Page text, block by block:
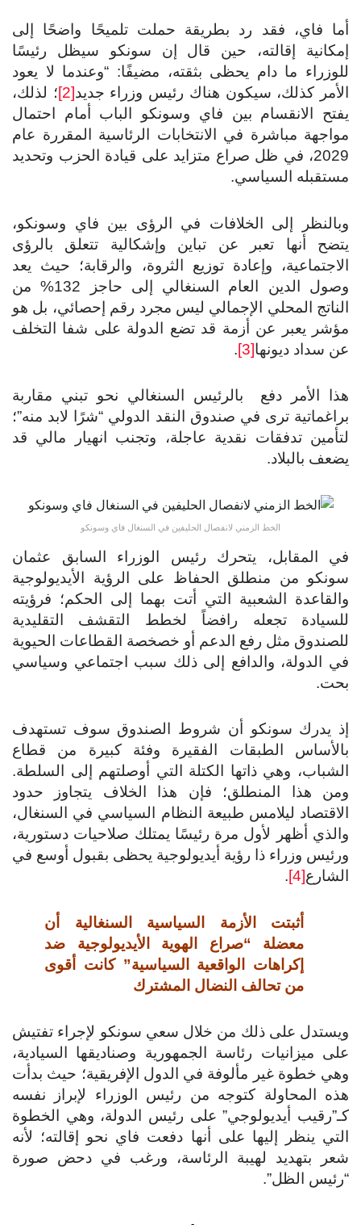
فاي، فقد رد بطريقة حملت تلميحًا واضحًا إلى
إقالته، حين قال إن سونكو سيظل رئيسًا
ما دام يحظى بثقته، مضيفًا: “وعندما لا يعود
كذلك، سيكون هناك رئيس وزراء جديد[2]
؛ لذلك،
الانقسام بين فاي وسونكو الباب أمام احتمال
مباشرة في الانتخابات الرئاسية المقررة عام
2029، في ظل صراع متزايد على قيادة الحزب وتحديد
السياسي.
إلى الخلافات في الرؤى بين فاي وسونكو،
أنها تعبر عن تباين وإشكالية تتعلق بالرؤى
وإعادة توزيع الثروة، والرقابة؛ حيث يعد
وصول الدين العام السنغالي إلى حاجز 132% من
المحلي الإجمالي ليس مجرد رقم إحصائي، بل هو
يعبر عن أزمة قد تضع الدولة على شفا التخلف
سداد ديونها[3]
.
الأمر دفع بالرئيس السنغالي نحو تبني مقاربة
ترى في صندوق النقد الدولي “شرًا لابد منه”؛
تدفقات نقدية عاجلة، وتجنب انهيار مالي قد
بالبلاد.
الخط الزمني لانفصال الحليفين في السنغال فاي وسونكو
المقابل، يتحرك رئيس الوزراء السابق عثمان
من منطلق الحفاظ على الرؤية الأيديولوجية
الشعبية التي أتت بهما إلى الحكم؛ فرؤيته
تجعله رافضاً لخطط التقشف التقليدية
مثل رفع الدعم أو خصخصة القطاعات الحيوية
الدولة، والدافع إلى ذلك سبب اجتماعي وسياسي
يدرك سونكو أن شروط الصندوق سوف تستهدف
الطبقات الفقيرة وفئة كبيرة من قطاع
وهي ذاتها الكتلة التي أوصلتهم إلى السلطة.
هذا المنطلق؛ فإن هذا الخلاف يتجاوز حدود
ليلامس طبيعة النظام السياسي في السنغال،
أظهر لأول مرة رئيسًا يمتلك صلاحيات دستورية،
وزراء ذا رؤية أيديولوجية يحظى بقبول أوسع في
[4]
.
أثبتت الأزمة السياسية السنغالية أن
معضلة “صراع الهوية الأيديولوجية ضد
إكراهات الواقعية السياسية” كانت أقوى
من تحالف النضال المشترك
على ذلك من خلال سعي سونكو لإجراء تفتيش
ميزانيات رئاسة الجمهورية وصناديقها السيادية،
خطوة غير مألوفة في الدول الإفريقية؛ حيث بدأت
المحاولة كتوجه من رئيس الوزراء لإبراز نفسه
أيديولوجي” على رئيس الدولة، وهي الخطوة
ينظر إليها على أنها دفعت فاي نحو إقالته؛ لأنه
بتهديد لهيبة الرئاسة، ورغب في دحض صورة
الظل”.